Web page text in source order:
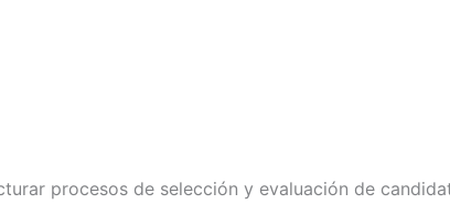
procesos de selección y evaluación de